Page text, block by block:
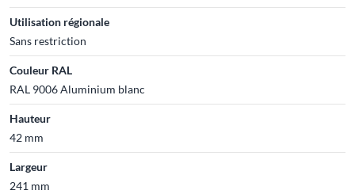
Utilisation régionale
Sans restriction
Couleur RAL
RAL 9006 Aluminium blanc
Hauteur
42 mm
Largeur
241 mm